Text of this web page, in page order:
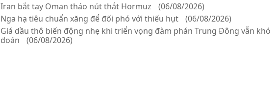
Iran bắt tay Oman tháo nút thắt Hormuz
(06/08/2026)
Nga hạ tiêu chuẩn xăng để đối phó với thiếu hụt
(06/08/2026)
Giá dầu thô biến động nhẹ khi triển vọng đàm phán Trung Đông vẫn khó
đoán
(06/08/2026)